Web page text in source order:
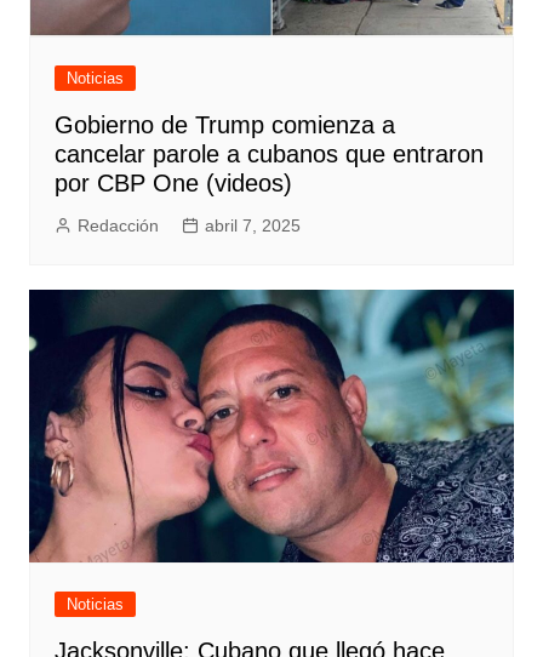
Noticias
Gobierno de Trump comienza a
cancelar parole a cubanos que entraron
por CBP One (videos)
Redacción abril 7, 2025
Noticias
Jacksonville: Cubano que llegó hace